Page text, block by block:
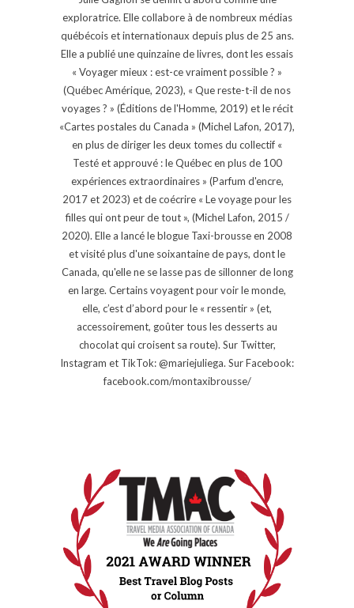
exploratrice. Elle collabore à de nombreux médias
québécois et internationaux depuis plus de 25 ans.
Elle a publié une quinzaine de livres, dont les essais
« Voyager mieux : est-ce vraiment possible ? »
(Québec Amérique, 2023), « Que reste-t-il de nos
voyages ? » (Éditions de l'Homme, 2019) et le récit
«Cartes postales du Canada » (Michel Lafon, 2017),
en plus de diriger les deux tomes du collectif «
Testé et approuvé : le Québec en plus de 100
expériences extraordinaires » (Parfum d'encre,
2017 et 2023) et de coécrire « Le voyage pour les
filles qui ont peur de tout », (Michel Lafon, 2015 /
2020). Elle a lancé le blogue Taxi-brousse en 2008
et visité plus d'une soixantaine de pays, dont le
Canada, qu'elle ne se lasse pas de sillonner de long
en large. Certains voyagent pour voir le monde,
elle, c’est d’abord pour le « ressentir » (et,
accessoirement, goûter tous les desserts au
chocolat qui croisent sa route). Sur Twitter,
Instagram et TikTok: @mariejuliega. Sur Facebook:
facebook.com/montaxibrousse/